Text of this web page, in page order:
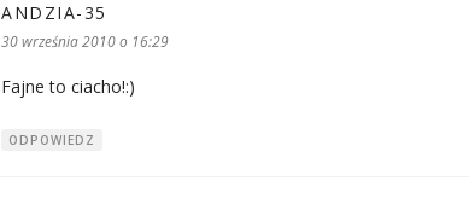
ANDZIA-35
30 września 2010 o 16:29
Fajne to ciacho!:)
ODPOWIEDZ